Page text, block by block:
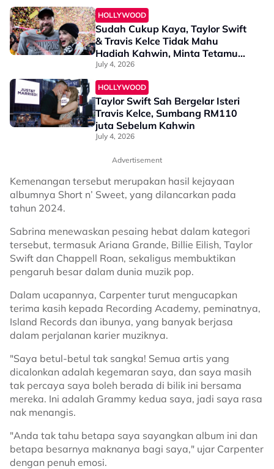
HOLLYWOOD
Sudah Cukup Kaya, Taylor Swift
& Travis Kelce Tidak Mahu
Hadiah Kahwin, Minta Tetamu
Derma pada Badan Kebajikan
July 4, 2026
HOLLYWOOD
Taylor Swift Sah Bergelar Isteri
Travis Kelce, Sumbang RM110
juta Sebelum Kahwin
July 4, 2026
Advertisement
Kemenangan tersebut merupakan hasil kejayaan
albumnya Short n’ Sweet, yang dilancarkan pada
tahun 2024.
Sabrina menewaskan pesaing hebat dalam kategori
tersebut, termasuk Ariana Grande, Billie Eilish, Taylor
Swift dan Chappell Roan, sekaligus membuktikan
pengaruh besar dalam dunia muzik pop.
Dalam ucapannya, Carpenter turut mengucapkan
terima kasih kepada Recording Academy, peminatnya,
Island Records dan ibunya, yang banyak berjasa
dalam perjalanan karier muziknya.
"Saya betul-betul tak sangka! Semua artis yang
dicalonkan adalah kegemaran saya, dan saya masih
tak percaya saya boleh berada di bilik ini bersama
mereka. Ini adalah Grammy kedua saya, jadi saya rasa
nak menangis.
"Anda tak tahu betapa saya sayangkan album ini dan
betapa besarnya maknanya bagi saya," ujar Carpenter
dengan penuh emosi.